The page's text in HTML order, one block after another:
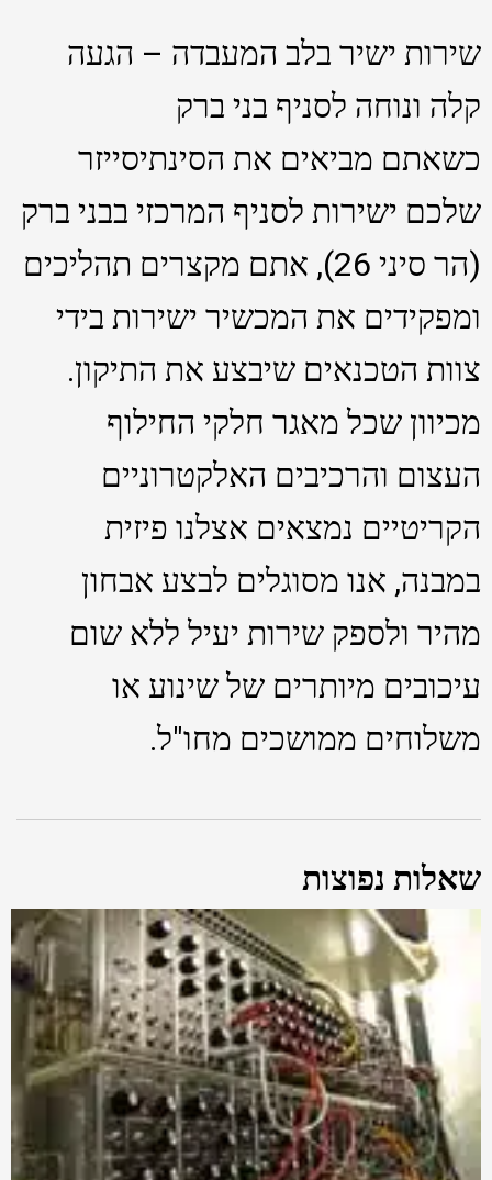
שירות ישיר בלב המעבדה – הגעה
קלה ונוחה לסניף בני ברק
כשאתם מביאים את הסינתיסייזר
שלכם ישירות לסניף המרכזי בבני ברק
(הר סיני 26), אתם מקצרים תהליכים
ומפקידים את המכשיר ישירות בידי
צוות הטכנאים שיבצע את התיקון.
מכיוון שכל מאגר חלקי החילוף
העצום והרכיבים האלקטרוניים
הקריטיים נמצאים אצלנו פיזית
במבנה, אנו מסוגלים לבצע אבחון
מהיר ולספק שירות יעיל ללא שום
עיכובים מיותרים של שינוע או
משלוחים ממושכים מחו"ל.
שאלות נפוצות